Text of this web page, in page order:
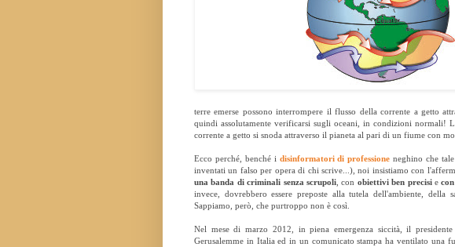
terre emerse possono interrompere il flusso della corrente a getto
quindi assolutamente verificarsi sugli oceani, in condizioni normali!
corrente a getto si snoda attraverso il pianeta al pari di un fiume con
Ecco perché, benché i disinformatori di professione neghino che
inventati un falso per opera di chi scrive...), noi insistiamo con
una banda di criminali senza scrupoli, con obiettivi ben precisi e
invece, dovrebbero essere preposte alla tutela dell'ambiente,
Sappiamo, però, che purtroppo non è così.
Nel mese di marzo 2012, in piena emergenza siccità, il
Gerusalemme in Italia ed in un comunicato stampa ha ventilato una